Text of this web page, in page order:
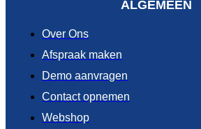
ALGEMEEN
Over Ons
Afspraak maken
Demo aanvragen
Contact opnemen
Webshop